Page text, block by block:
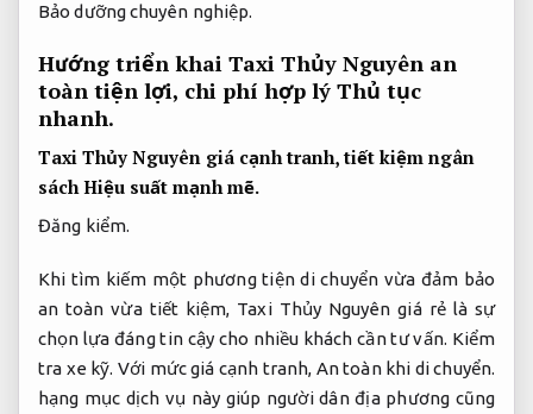
Bảo dưỡng chuyên nghiệp.
Hướng triển khai Taxi Thủy Nguyên an
toàn tiện lợi, chi phí hợp lý Thủ tục
nhanh.
Taxi Thủy Nguyên giá cạnh tranh, tiết kiệm ngân
sách Hiệu suất mạnh mẽ.
Đăng kiểm.
Khi tìm kiếm một phương tiện di chuyển vừa đảm bảo
an toàn vừa tiết kiệm, Taxi Thủy Nguyên giá rẻ là sự
chọn lựa đáng tin cậy cho nhiều khách cần tư vấn. Kiểm
tra xe kỹ. Với mức giá cạnh tranh, An toàn khi di chuyển.
hạng mục dịch vụ này giúp người dân địa phương cũng